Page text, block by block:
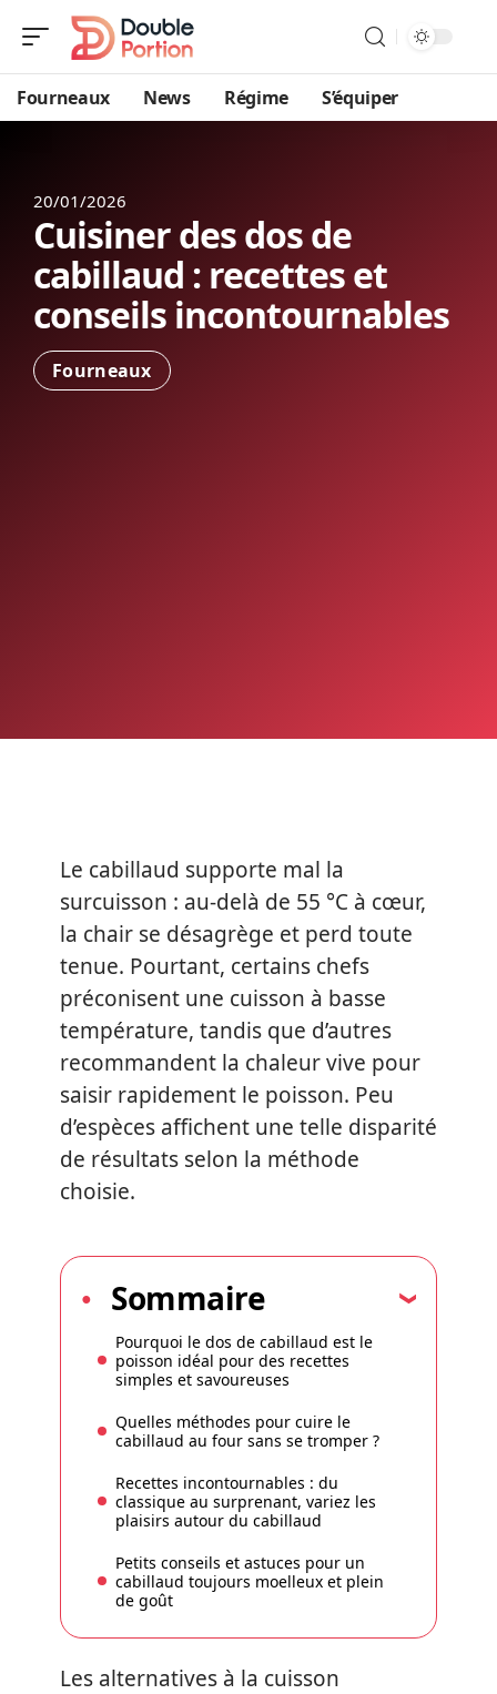
Fourneaux News Régime S’équiper
20/01/2026
Cuisiner des dos de
cabillaud : recettes et
conseils incontournables
Fourneaux
Le cabillaud supporte mal la
surcuisson : au-delà de 55 °C à cœur,
la chair se désagrège et perd toute
tenue. Pourtant, certains chefs
préconisent une cuisson à basse
température, tandis que d’autres
recommandent la chaleur vive pour
saisir rapidement le poisson. Peu
d’espèces affichent une telle disparité
de résultats selon la méthode
choisie.
Sommaire
Pourquoi le dos de cabillaud est le
poisson idéal pour des recettes
simples et savoureuses
Quelles méthodes pour cuire le
cabillaud au four sans se tromper ?
Recettes incontournables : du
classique au surprenant, variez les
plaisirs autour du cabillaud
Petits conseils et astuces pour un
cabillaud toujours moelleux et plein
de goût
Les alternatives à la cuisson